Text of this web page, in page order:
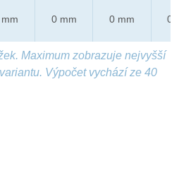
0 mm 0 mm 0 mm
Maximum zobrazuje nejvyšší
Výpočet vychází ze 40